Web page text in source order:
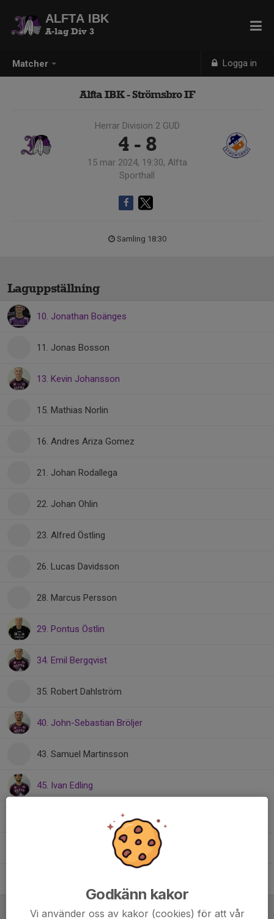
Matcher Logga in
ALFTA IBK
A-lag Div 3
Alfta IBK - Strömsbro IF
Herrar Division 2 GUD
4 - 8
15 mar 2024, 19:30, Alfta
Sporthall
Samling 18:30
Laguppställning
10. Jonathan Boänges
11. Jonas Bosson
13. Kevin Johansson
15. Mathias Norlin
16. Andres Ariza Gomez
21. Johan Rodallega
22. Johan Ohlin
23. Alfred Östling
26. Lucas Davidsson
28. Marcus Persson
29. Pontus Östlin
34. Emil Bergqvist
35. Robert Dahlström
40. John-Sebastian Bröljer
43. Samuel Martinsson
45. Ivan Edling
67. Christopher Widéen
Ledare
Godkänn kakor
Vi använder oss av kakor (cookies) för att vår